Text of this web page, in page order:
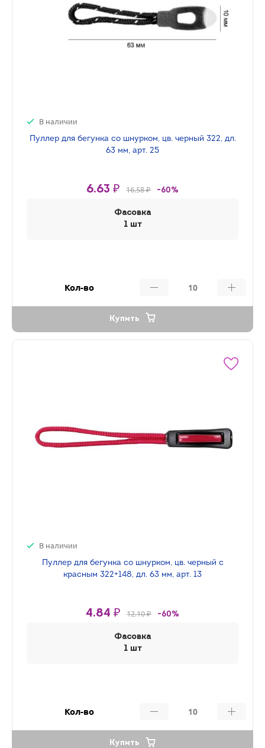
В наличии
Пуллер для бегунка со шнурком, цв. черный 322, дл.
63 мм, арт. 25
6.63 ₽ 16.58 ₽ -60%
Фасовка
1 шт
Кол-во
Купить
В наличии
Пуллер для бегунка со шнурком, цв. черный с
красным 322+148, дл. 63 мм, арт. 13
4.84 ₽ 12.10 ₽ -60%
Фасовка
1 шт
Кол-во
Купить